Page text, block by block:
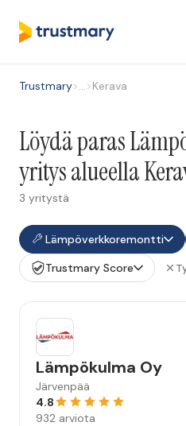
Trustmary>…>Kerava
Löydä paras
yritys alueella
3 yritystä
Lämpöverkkoremontti
Trustmary Score
Lämpökulma Oy
Järvenpää
4.8
932 arviota